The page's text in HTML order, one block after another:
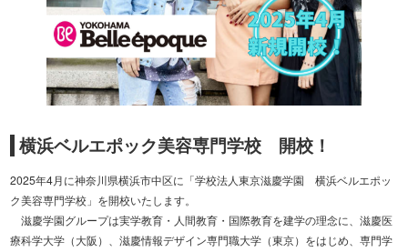
横浜ベルエポック美容専門学校 開校！
2025年4月に神奈川県横浜市中区に「学校法人東京滋慶学園 横浜ベルエポッ
ク美容専門学校」を開校いたします。
滋慶学園グループは実学教育・人間教育・国際教育を建学の理念に、滋慶医
療科学大学（大阪）、滋慶情報デザイン専門職大学（東京）をはじめ、専門学